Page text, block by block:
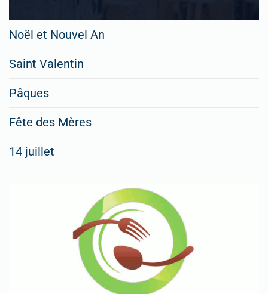
Noël et Nouvel An
Saint Valentin
Pâques
Fête des Mères
14 juillet